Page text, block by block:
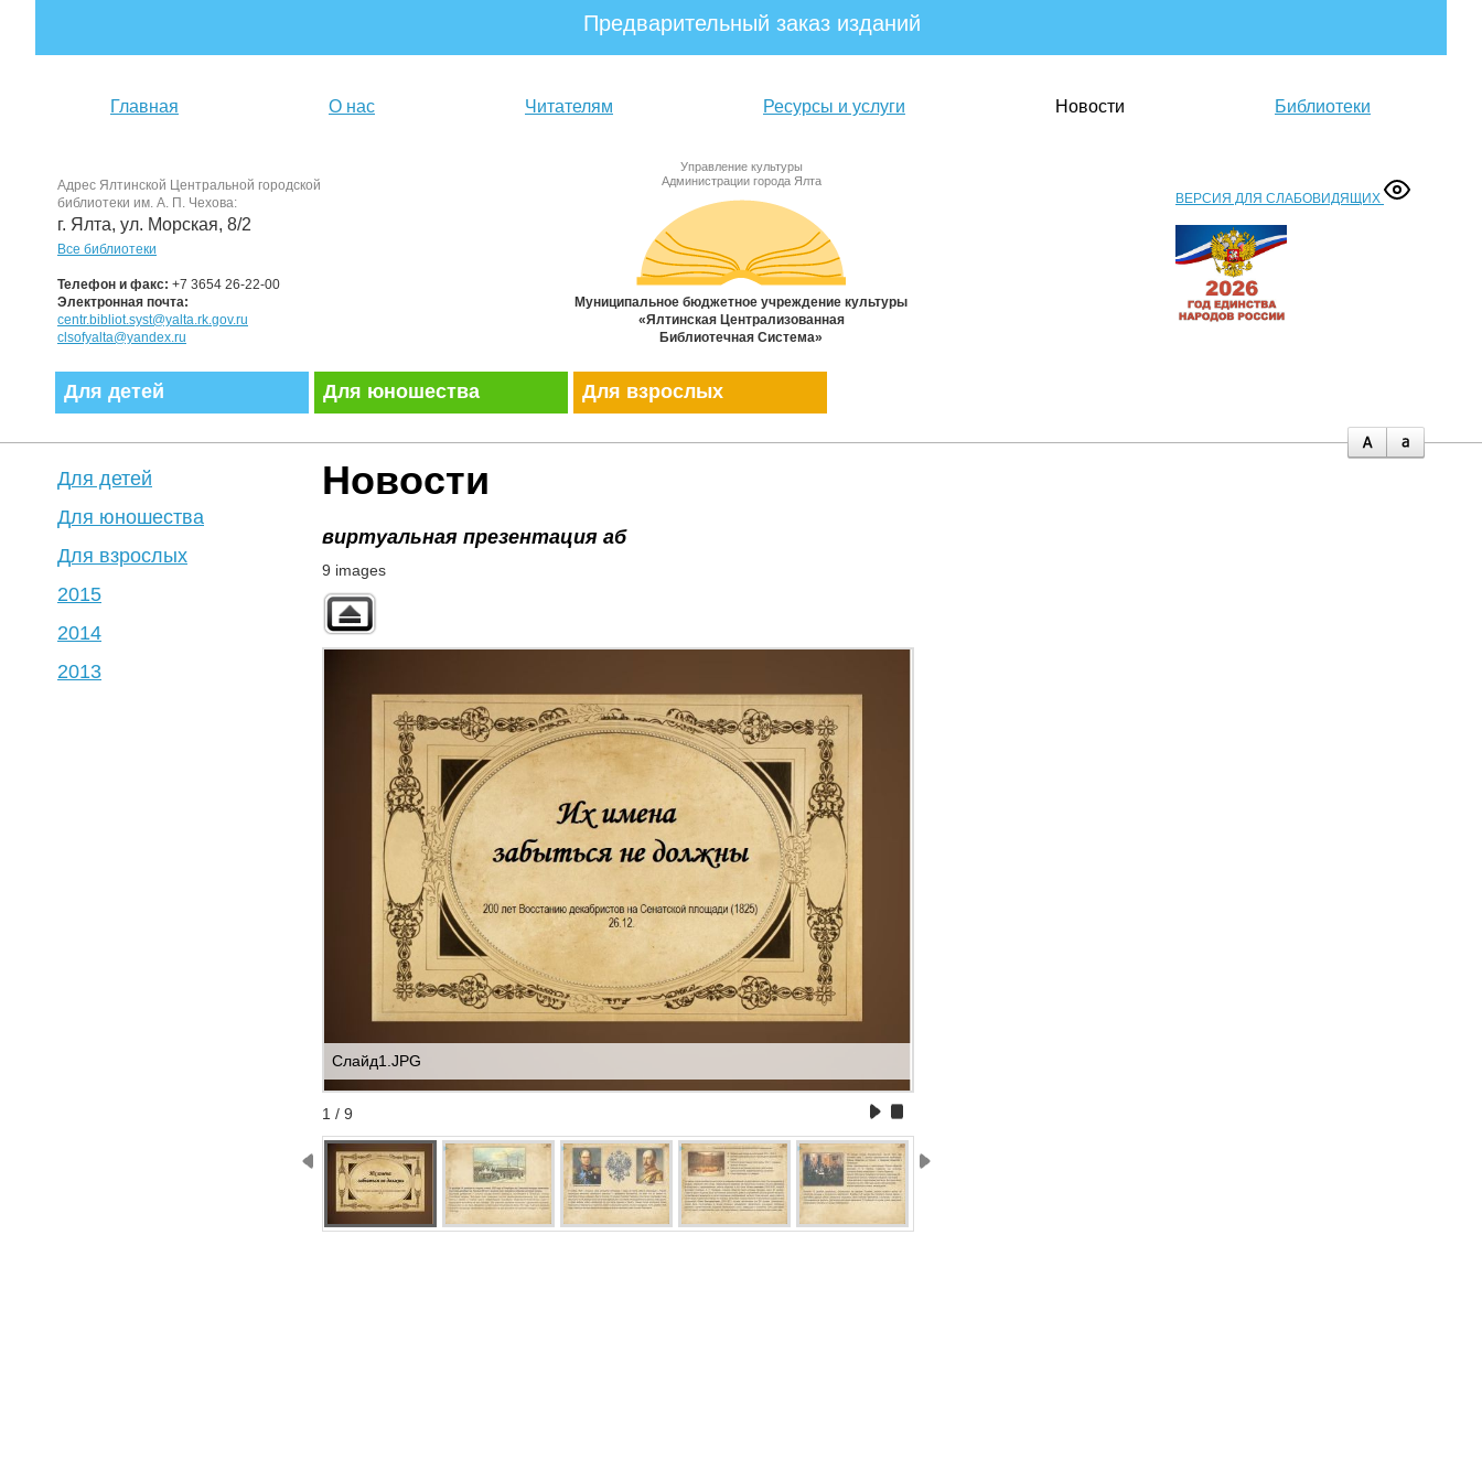
Предварительный заказ изданий
Главная О нас Читателям Ресурсы и услуги Новости Библиотеки
Управление культуры
Администрации города Ялта
Муниципальное бюджетное учреждение культуры
«Ялтинская Централизованная
Библиотечная Система»
Адрес Ялтинской Центральной городской
библиотеки им. А. П. Чехова:
г. Ялта, ул. Морская, 8/2
Все библиотеки
Телефон и факс: +7 3654 26-22-00
Электронная почта:
centr.bibliot.syst@yalta.rk.gov.ru
clsofyalta@yandex.ru
ВЕРСИЯ ДЛЯ СЛАБОВИДЯЩИХ
Для детей Для юношества Для взрослых
Новости
виртуальная презентация аб
9 images
Слайд1.JPG
1 / 9
StartStop
Для детей
Для юношества
Для взрослых
2015
2014
2013